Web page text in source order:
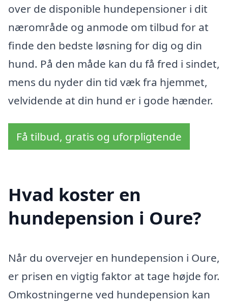
over de disponible hundepensioner i dit
nærområde og anmode om tilbud for at
finde den bedste løsning for dig og din
hund. På den måde kan du få fred i sindet,
mens du nyder din tid væk fra hjemmet,
velvidende at din hund er i gode hænder.
Få tilbud, gratis og uforpligtende
Hvad koster en
hundepension i Oure?
Når du overvejer en hundepension i Oure,
er prisen en vigtig faktor at tage højde for.
Omkostningerne ved hundepension kan